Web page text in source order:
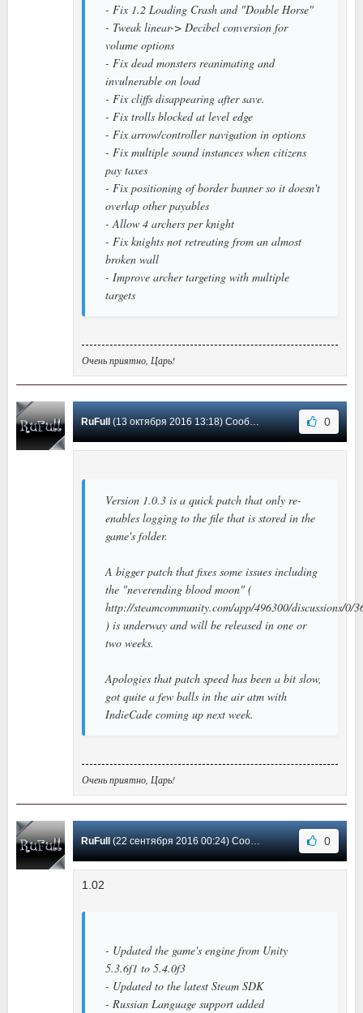
- Fix 1.2 Loading Crash and "Double Horse"
- Tweak linear-> Decibel conversion for
volume options
- Fix dead monsters reanimating and
invulnerable on load
- Fix cliffs disappearing after save.
- Fix trolls blocked at level edge
- Fix arrow/controller navigation in options
- Fix multiple sound instances when citizens
pay taxes
- Fix positioning of border banner so it doesn't
overlap other payables
- Allow 4 archers per knight
- Fix knights not retreating from an almost
broken wall
- Improve archer targeting with multiple
targets
Очень приятно, Царь!
RuFull(13 октября 2016 13:18) Сообщение #2 0
Version 1.0.3 is a quick patch that only re-
enables logging to the file that is stored in the
game's folder.
A bigger patch that fixes some issues including
the "neverending blood moon" (
http://steamcommunity.com/app/496300/discussions/0/
) is underway and will be released in one or
two weeks.
Apologies that patch speed has been a bit slow,
got quite a few balls in the air atm with
IndieCade coming up next week.
Очень приятно, Царь!
RuFull(22 сентября 2016 00:24) Сообщение #1 0
1.02
- Updated the game's engine from Unity
5.3.6f1 to 5.4.0f3
- Updated to the latest Steam SDK
- Russian Language support added